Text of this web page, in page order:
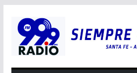
contenido